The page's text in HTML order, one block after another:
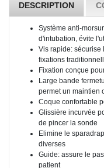
DESCRIPTION
Système anti-
d'intubation, évite
Vis rapide: sécurise
fixations
Fixation conçue
Large bande
permet un maintien
Coque confortable
Glissière incurvée
de pincer la sonde
Elimine le
diverses
Guide: assure le
patient